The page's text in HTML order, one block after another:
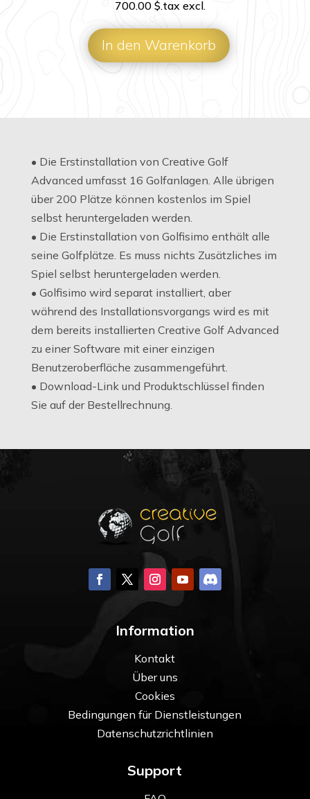
700.00$.tax excl.
In den Warenkorb
• Die Erstinstallation von Creative Golf
Advanced umfasst 16 Golfanlagen. Alle übrigen
über 200 Plätze können kostenlos im Spiel
selbst heruntergeladen werden.
• Die Erstinstallation von Golfisimo enthält alle
seine Golfplätze. Es muss nichts Zusätzliches im
Spiel selbst heruntergeladen werden.
• Golfisimo wird separat installiert, aber
während des Installationsvorgangs wird es mit
dem bereits installierten Creative Golf Advanced
zu einer Software mit einer einzigen
Benutzeroberfläche zusammengeführt.
• Download-Link und Produktschlüssel finden
Sie auf der Bestellrechnung.
Information
Kontakt
Über uns
Cookies
Bedingungen für Dienstleistungen
Datenschutzrichtlinien
Support